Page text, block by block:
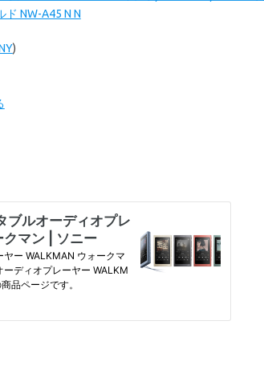
NW-A45 N N
)